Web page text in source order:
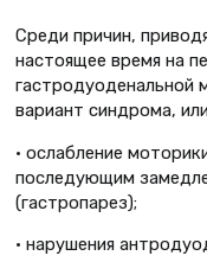
Среди причин,
настоящее время на
гастродуоденальной
вариант синдрома,
• ослабление
последующим
(гастропарез);
• нарушения